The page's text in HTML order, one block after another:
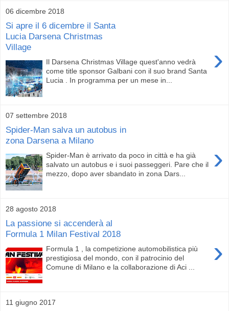
06 dicembre 2018
Si apre il 6 dicembre il Santa
Lucia Darsena Christmas
Village
›
Il Darsena Christmas Village quest'anno vedrà
come title sponsor Galbani con il suo brand Santa
Lucia . In programma per un mese in...
07 settembre 2018
Spider-Man salva un autobus in
zona Darsena a Milano
›
Spider-Man è arrivato da poco in città e ha già
salvato un autobus e i suoi passeggeri. Pare che il
mezzo, dopo aver sbandato in zona Dars...
28 agosto 2018
La passione si accenderà al
Formula 1 Milan Festival 2018
›
Formula 1 , la competizione automobilistica più
prestigiosa del mondo, con il patrocinio del
Comune di Milano e la collaborazione di Aci ...
11 giugno 2017